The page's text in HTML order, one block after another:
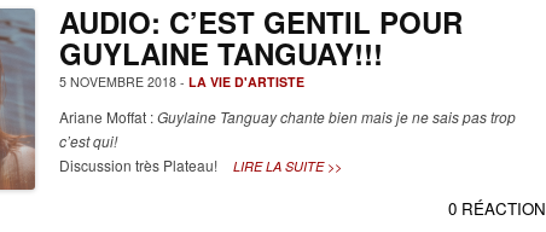
AUDIO: C’EST GENTIL POUR
GUYLAINE TANGUAY!!!
5 NOVEMBRE 2018 - LA VIE D'ARTISTE
Ariane Moffat :Guylaine Tanguay chante bien mais je ne sais pas trop
c’est qui!
Discussion très Plateau!
LIRE LA SUITE >>
0 RÉACTION